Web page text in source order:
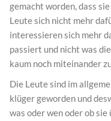
gemacht worden, dass
Leute sich nicht mehr
interessieren sich mehr
passiert und nicht was
kaum noch miteinander
Die Leute sind im
klüger geworden und
was oder wen oder ob